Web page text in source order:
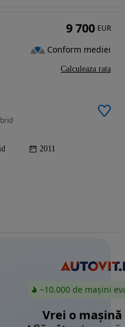
2011
9 700 EUR
Conform mediei
Calculeaza rata
~10.000 de mașini
Vrei o mașină